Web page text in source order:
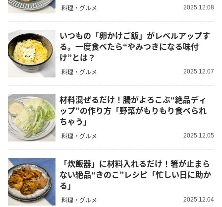
料理・グルメ 2025.12.08
いつもの「卵かけご飯」がレベルアップす
る。一度食べたら“やみつきになる味付
け”とは？
料理・グルメ 2025.12.07
材料混ぜるだけ！腸がよろこぶ“絶品ディ
ップ”の作り方「野菜がもりもり食べられ
ちゃう」
料理・グルメ 2025.12.05
「炊飯器」に材料入れるだけ！箸が止まら
ない絶品“きのこ”レシピ「忙しい日に助か
る」
料理・グルメ 2025.12.04